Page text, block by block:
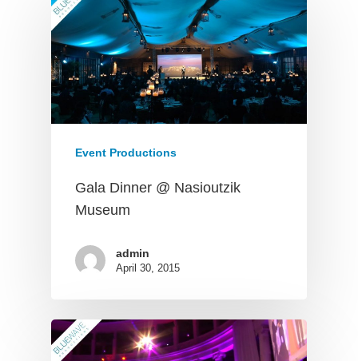
Event Productions
Gala Dinner @ Nasioutzik
Museum
admin
April 30, 2015